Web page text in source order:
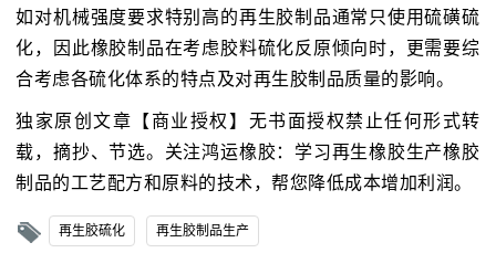
如对机械强度要求特别高的再生胶制品通常只使用硫磺硫
化，因此橡胶制品在考虑胶料硫化反原倾向时，更需要综
合考虑各硫化体系的特点及对再生胶制品质量的影响。
独家原创文章【商业授权】无书面授权禁止任何形式转
载，摘抄、节选。关注鸿运橡胶：学习再生橡胶生产橡胶
制品的工艺配方和原料的技术，帮您降低成本增加利润。
再生胶硫化 再生胶制品生产